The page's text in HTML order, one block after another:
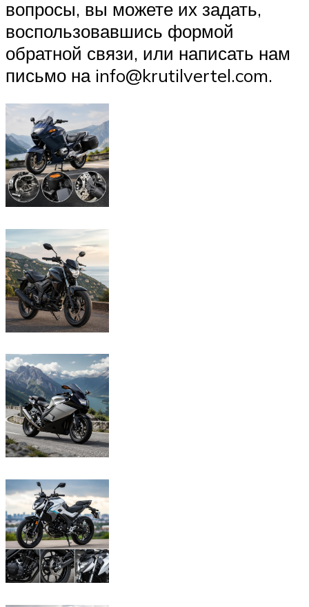
вопросы, вы можете их задать,
воспользовавшись формой
обратной связи, или написать нам
письмо на info@krutilvertel.com.